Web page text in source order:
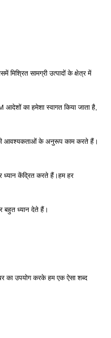
मिश्रित सामग्री उत्पादों के क्षेत्र में
का हमेशा स्वागत किया जाता है,
की आवश्यकताओं के अनुरूप काम करते हैं।
ध्यान केंद्रित करते हैं।हम हर
बहुत ध्यान देते हैं।
का उपयोग करके हम एक ऐसा शब्द